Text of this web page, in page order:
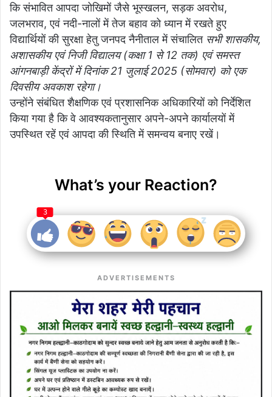
कि संभावित आपदा जोखिमों जैसे भूस्खलन, सड़क अवरोध,
जलभराव, एवं नदी-नालों में तेज बहाव को ध्यान में रखते हुए
विद्यार्थियों की सुरक्षा हेतु जनपद नैनीताल में संचालित सभी शासकीय,
अशासकीय एवं निजी विद्यालय (कक्षा 1 से 12 तक) एवं समस्त
आंगनबाड़ी केंद्रों में दिनांक 21 जुलाई 2025 (सोमवार) को एक
दिवसीय अवकाश रहेगा।
उन्होंने संबंधित शैक्षणिक एवं प्रशासनिक अधिकारियों को निर्देशित
किया गया है कि वे आवश्यकतानुसार अपने-अपने कार्यालयों में
उपस्थित रहें एवं आपदा की स्थिति में समन्वय बनाए रखें।
What’s your Reaction?
3
ADVERTISEMENTS